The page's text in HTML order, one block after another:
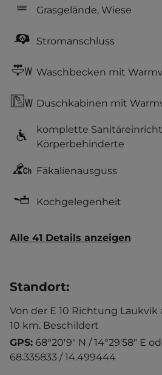
Grasgelände, Wiese
Stromanschluss
Waschbecken mit
Duschkabinen mit
komplette
Körperbehinderte
Fäkalienausguss
Kochgelegenheit
Alle 41 Details anzeigen
Standort:
Von der E 10 Richtung Laukvik
10 km. Beschildert
GPS: 68°20'9" N / 14°29'58" E
68.335833 / 14.499444